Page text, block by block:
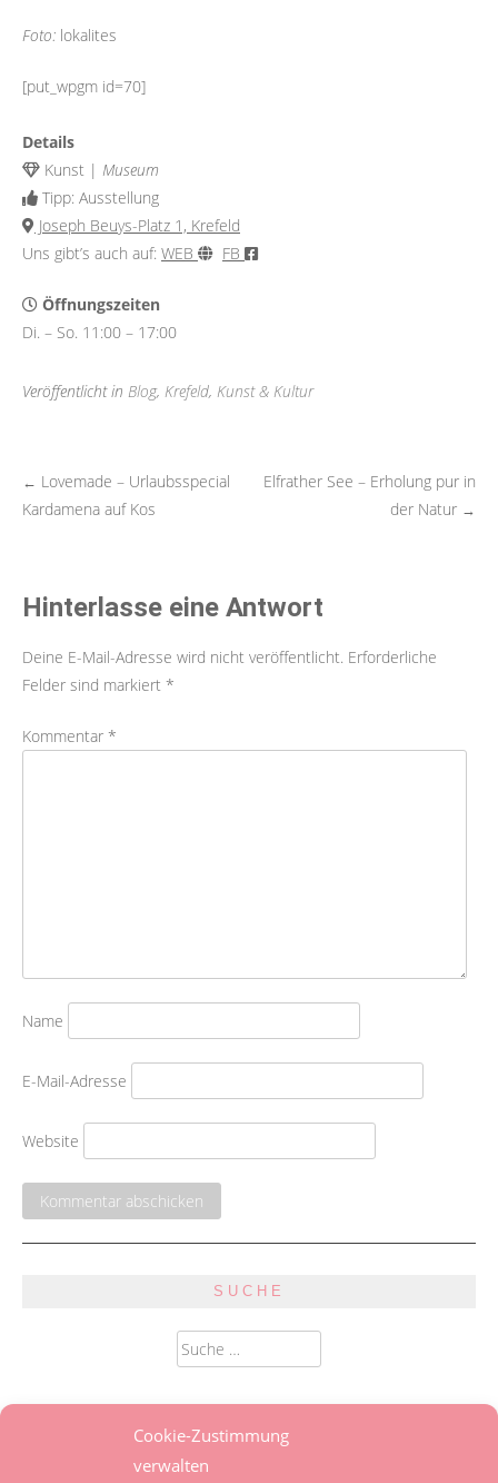
Cookie-Zustimmung
verwalten
Foto: lokalites
[put_wpgm id=70]
Details
Kunst | Museum
Tipp: Ausstellung
Joseph Beuys-Platz 1, Krefeld
Uns gibt’s auch auf: WEB FB
Öffnungszeiten
Di. – So. 11:00 – 17:00
Veröffentlicht in Blog, Krefeld, Kunst & Kultur
Post
← Lovemade – Urlaubsspecial
Kardamena auf Kos
Elfrather See – Erholung pur in
der Natur →
Hinterlasse eine Antwort
Deine E-Mail-Adresse wird nicht veröffentlicht. Erforderliche
Felder sind markiert *
Kommentar *
Name
E-Mail-Adresse
Website
SUCHE
Suche
nach: